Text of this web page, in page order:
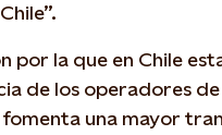
por la que en Chile
de los operadores
una mayor